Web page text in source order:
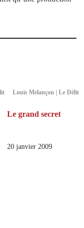
Louis Melançon | Le Délit
Le grand secret
20 janvier 2009